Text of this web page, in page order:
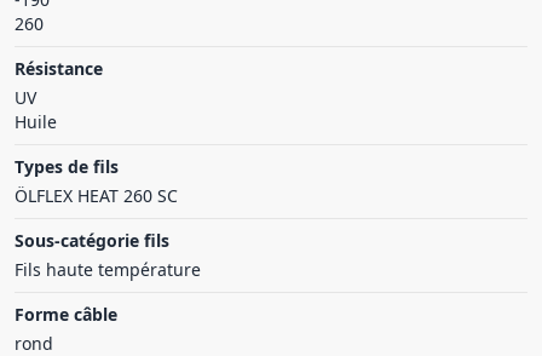
260
Résistance
UV
Huile
Types de fils
ÖLFLEX HEAT 260 SC
Sous-catégorie fils
Fils haute température
Forme câble
rond